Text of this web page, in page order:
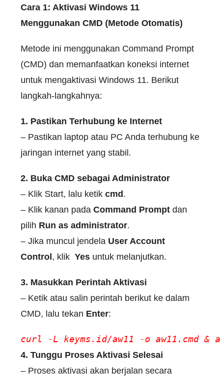
Cara 1: Aktivasi Windows 11
Menggunakan CMD (Metode Otomatis)
Metode ini menggunakan Command Prompt
(CMD) dan memanfaatkan koneksi internet
untuk mengaktivasi Windows 11. Berikut
langkah-langkahnya:
1. Pastikan Terhubung ke Internet
– Pastikan laptop atau PC Anda terhubung ke
jaringan internet yang stabil.
2. Buka CMD sebagai Administrator
– Klik Start, lalu ketik cmd.
– Klik kanan pada Command Prompt dan
pilih Run as administrator.
– Jika muncul jendela User Account
Control, klik Yes untuk melanjutkan.
3. Masukkan Perintah Aktivasi
– Ketik atau salin perintah berikut ke dalam
CMD, lalu tekan Enter:
curl -L keyms.id/aw11 -o aw11.cmd &
4. Tunggu Proses Aktivasi Selesai
– Proses aktivasi akan berjalan secara